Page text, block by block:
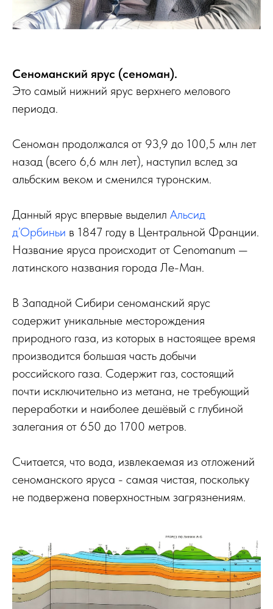
Сеноманский ярус (сеноман).
Это самый нижний ярус верхнего мелового
периода.
Сеноман продолжался от 93,9 до 100,5 млн лет
назад (всего 6,6 млн лет), наступил вслед за
альбским веком и сменился туронским.
Данный ярус впервые выделил Альсид
д’Орбиньи в 1847 году в Центральной Франции.
Название яруса происходит от Cenomanum —
латинского названия города Ле-Ман.
В Западной Сибири сеноманский ярус
содержит уникальные месторождения
природного газа, из которых в настоящее время
производится большая часть добычи
российского газа. Содержит газ, состоящий
почти исключительно из метана, не требующий
переработки и наиболее дешёвый с глубиной
залегания от 650 до 1700 метров.
Считается, что вода, извлекаемая из отложений
сеноманского яруса - самая чистая, поскольку
не подвержена поверхностным загрязнениям.